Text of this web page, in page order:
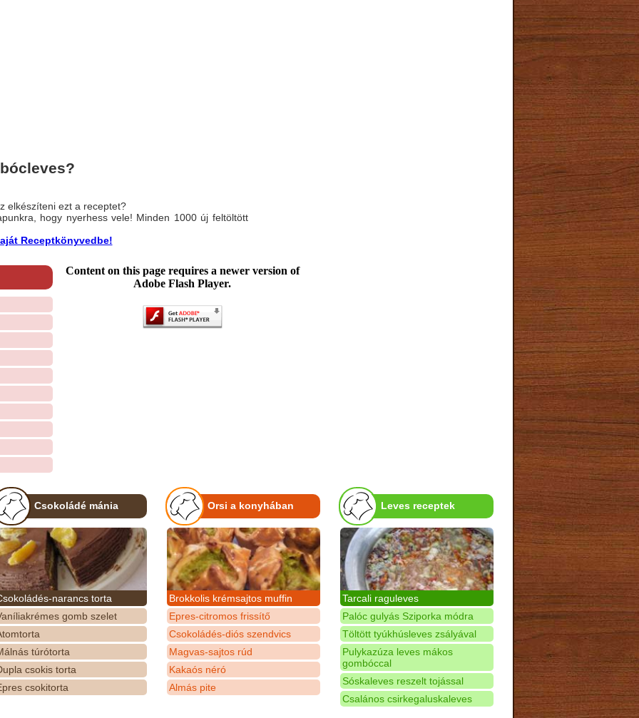
elkészíteni ezt a receptet?
hogy nyerhess vele! Minden 1000 új feltöltött
Receptkönyvedbe!
Content on this page requires a newer version of
Adobe Flash Player.
Csokoládé mánia
narancs torta
gomb szelet
túrótorta
csokis torta
csokitorta
Orsi a konyhában
Brokkolis krémsajtos muffin
Epres-citromos frissítő
Csokoládés-diós szendvics
Magvas-sajtos rúd
Kakaós néró
Almás pite
Leves receptek
Tarcali raguleves
Palóc gulyás Sziporka módra
Töltött tyúkhúsleves zsályával
Pulykazúza leves mákos
gombóccal
Sóskaleves reszelt tojással
Csalános csirkegaluskaleves